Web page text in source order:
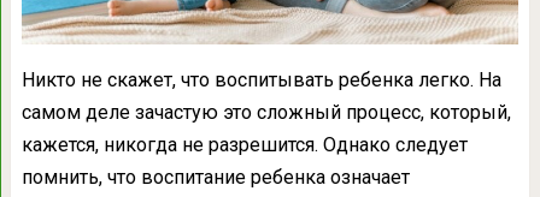
Никто не скажет, что воспитывать ребенка легко. На
самом деле зачастую это сложный процесс, который,
кажется, никогда не разрешится. Однако следует
помнить, что воспитание ребенка означает